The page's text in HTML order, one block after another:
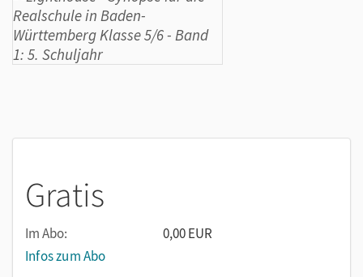
Gratis
Im Abo:
0,00 EUR
Infos zum Abo